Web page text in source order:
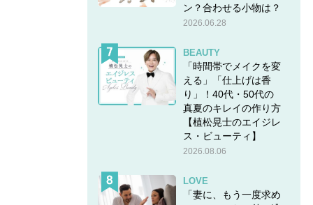
ン？合わせる小物は？
2026.06.28
BEAUTY
「時間帯でメイクを変
える」「仕上げは香
り」！40代・50代の
真夏のキレイの作り方
【植松晃士のエイジレ
ス・ビューティ】
2026.08.06
LOVE
「妻に、もう一度求め